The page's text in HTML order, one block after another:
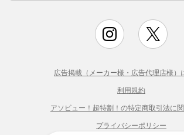
広告掲載（メーカー様・広告代理店様）
利用規約
アソビュー！超特割！の特定商取引法に
プライバシーポリシー